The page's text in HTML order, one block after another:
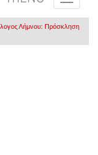
Λήμνου: Πρόσκληση